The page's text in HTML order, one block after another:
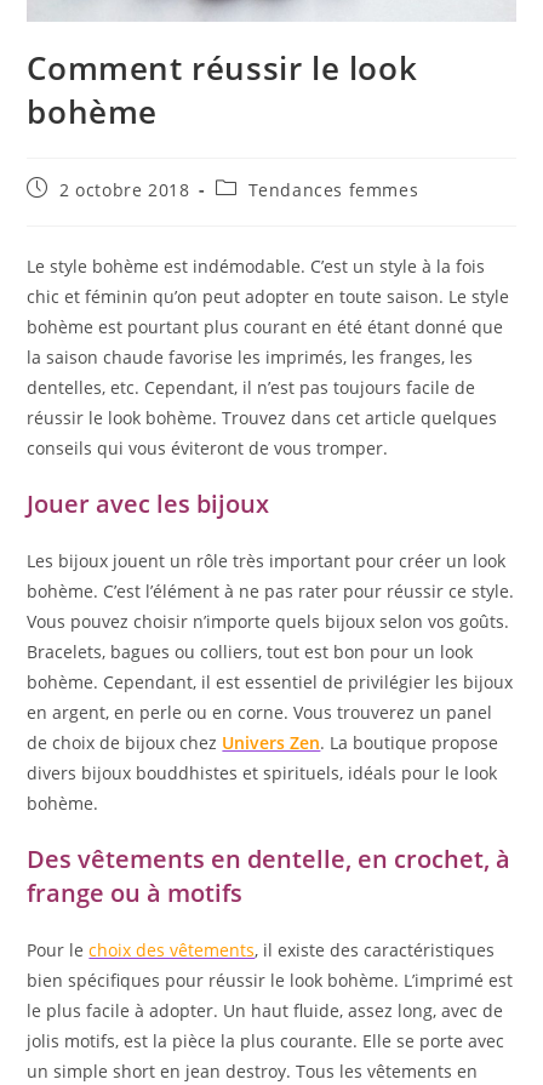
Comment réussir le look
bohème
Publication
2 octobre 2018
PostTendances femmes
Le style bohème est indémodable. C’est un style à la fois
chic et féminin qu’on peut adopter en toute saison. Le style
bohème est pourtant plus courant en été étant donné que
la saison chaude favorise les imprimés, les franges, les
dentelles, etc. Cependant, il n’est pas toujours facile de
réussir le look bohème. Trouvez dans cet article quelques
conseils qui vous éviteront de vous tromper.
Jouer avec les bijoux
Les bijoux jouent un rôle très important pour créer un look
bohème. C’est l’élément à ne pas rater pour réussir ce style.
Vous pouvez choisir n’importe quels bijoux selon vos goûts.
Bracelets, bagues ou colliers, tout est bon pour un look
bohème. Cependant, il est essentiel de privilégier les bijoux
en argent, en perle ou en corne. Vous trouverez un panel
de choix de bijoux chez Univers Zen. La boutique propose
divers bijoux bouddhistes et spirituels, idéals pour le look
bohème.
Des vêtements en dentelle, en crochet, à
frange ou à motifs
Pour lechoix des vêtements, il existe des caractéristiques
bien spécifiques pour réussir le look bohème. L’imprimé est
le plus facile à adopter. Un haut fluide, assez long, avec de
jolis motifs, est la pièce la plus courante. Elle se porte avec
un simple short en jean destroy. Tous les vêtements en